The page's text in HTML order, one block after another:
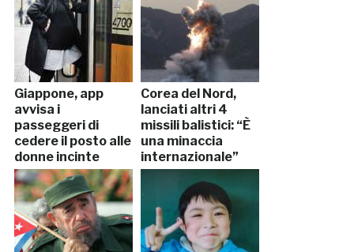
Giappone, app
avvisa i
passeggeri di
cedere il posto alle
donne incinte
Corea del Nord,
lanciati altri 4
missili balistici: “È
una minaccia
internazionale”